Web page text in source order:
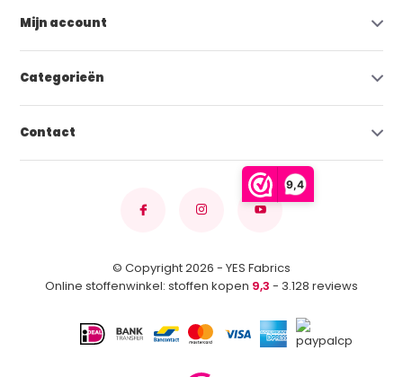
9,4
Mijn account
Categorieën
Contact
© Copyright 2026 - YES Fabrics
Online stoffenwinkel: stoffen kopen 9,3 - 3.128 reviews